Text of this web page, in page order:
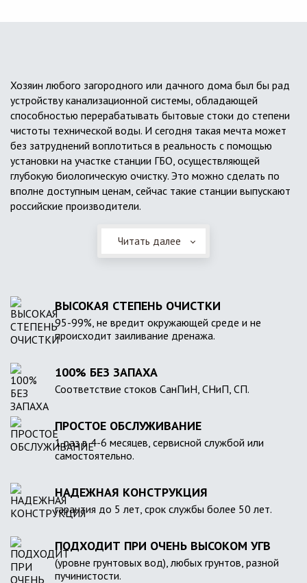
Хозяин любого загородного или дачного дома был бы рад
устройству канализационной системы, обладающей
способностью перерабатывать бытовые стоки до степени
чистоты технической воды. И сегодня такая мечта может
без затруднений воплотиться в реальность с помощью
установки на участке станции ГБО, осуществляющей
глубокую биологическую очистку. Это можно сделать по
вполне доступным ценам, сейчас такие станции выпускают
российские производители.
Читать далее
ВЫСОКАЯ СТЕПЕНЬ ОЧИСТКИ
95-99%, не вредит окружающей среде и не
происходит заиливание дренажа.
100% БЕЗ ЗАПАХА
Соответствие стоков СанПиН, СНиП, СП.
ПРОСТОЕ ОБСЛУЖИВАНИЕ
1 раз в 4-6 месяцев, сервисной службой или
самостоятельно.
НАДЕЖНАЯ КОНСТРУКЦИЯ
гарантия до 5 лет, срок службы более 50 лет.
ПОДХОДИТ ПРИ ОЧЕНЬ ВЫСОКОМ УГВ
(уровне грунтовых вод), любых грунтов, разной
пучинистости.